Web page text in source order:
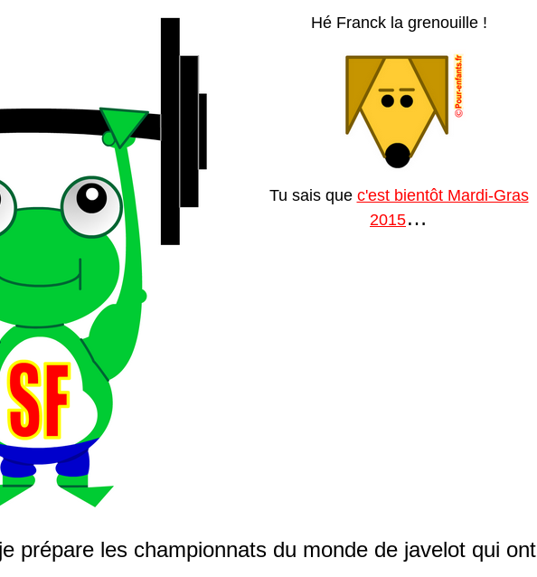
Hé Franck la grenouille !
Tu sais que c'est bientôt Mardi-Gras
2015…
prépare les championnats du monde de javelot qui ont